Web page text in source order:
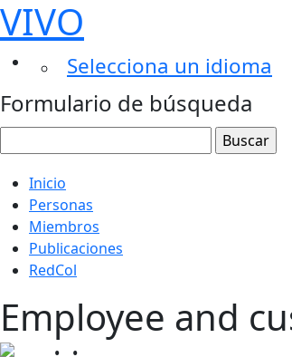
VIVO
Selecciona un idioma
Formulario de búsqueda
Inicio
Personas
Miembros
Publicaciones
RedCol
Employee and